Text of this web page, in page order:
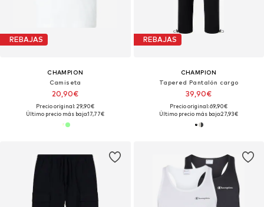
REBAJAS
CHAMPION
Camiseta
20,90€
Precio original: 29,90€
Último precio más bajo:17,77€
REBAJAS
CHAMPION
Tapered Pantalón cargo
39,90€
Precio original: 69,90€
Último precio más bajo:27,93€